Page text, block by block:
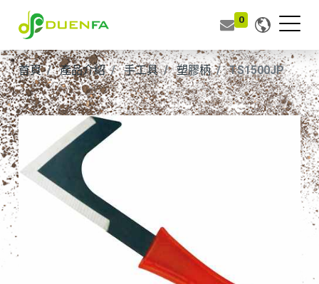
0
首頁 產品介紹 手工具 塑膠柄 TS1500JP